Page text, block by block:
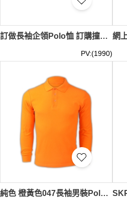
訂做長袖企領Polo恤 訂購撞色袖半胸門襟拉鏈 Polo恤中心 SKP211
PV:(1990)
純色 橙黃色047長袖男裝Polo恤 1AD01 定製DIY活力彩色男裝polo恤 透氣運動polo恤 polo恤專門店 Polo恤價格